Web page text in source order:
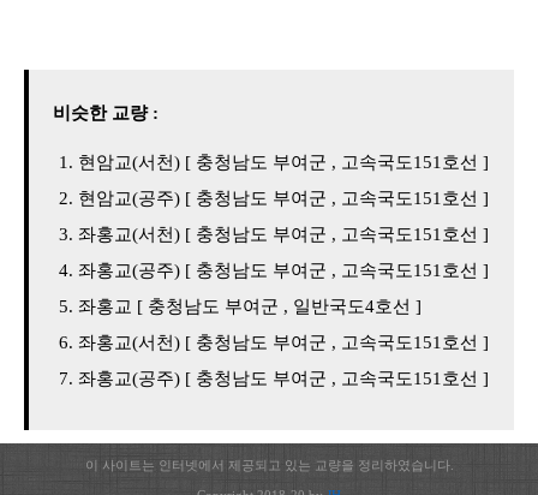
비슷한 교량 :
현암교(서천) [ 충청남도 부여군 , 고속국도151호선 ]
현암교(공주) [ 충청남도 부여군 , 고속국도151호선 ]
좌홍교(서천) [ 충청남도 부여군 , 고속국도151호선 ]
좌홍교(공주) [ 충청남도 부여군 , 고속국도151호선 ]
좌홍교 [ 충청남도 부여군 , 일반국도4호선 ]
좌홍교(서천) [ 충청남도 부여군 , 고속국도151호선 ]
좌홍교(공주) [ 충청남도 부여군 , 고속국도151호선 ]
이 사이트는 인터넷에서 제공되고 있는 교량을 정리하였습니다.